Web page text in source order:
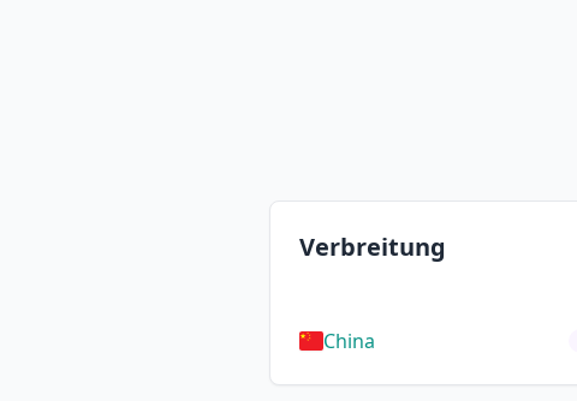
Verbreitung
China